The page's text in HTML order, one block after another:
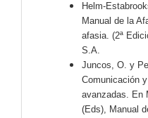
Helm-
Manual de la
afasia. (2ª
S.A.
Juncos, O. y
Comunicación
avanzadas. En
(Eds), Manual